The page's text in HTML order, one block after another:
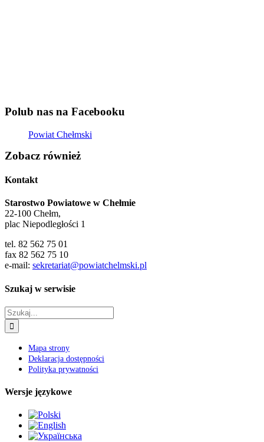
Polub nas na Facebooku
Powiat Chełmski
Zobacz również
Kontakt
Starostwo Powiatowe w Chełmie
22-100 Chełm,
plac Niepodległości 1
tel. 82 562 75 01
fax 82 562 75 10
e-mail: sekretariat@powiatchelmski.pl
Szukaj w serwisie
Szukaj
Mapa strony
Deklaracja dostępności
Polityka prywatności
Wersje językowe